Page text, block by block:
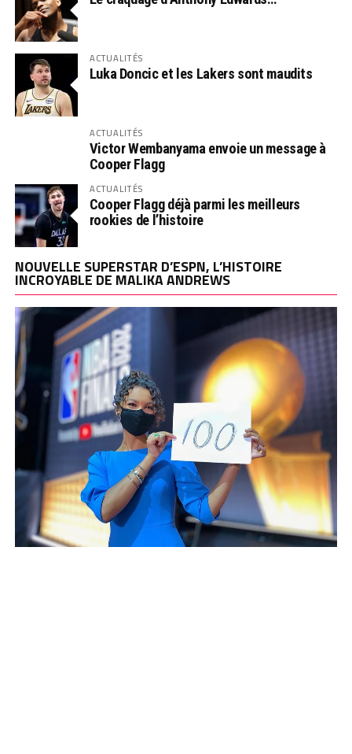
ACTUALITÉS
Luka Doncic et les Lakers sont maudits
ACTUALITÉS
Victor Wembanyama envoie un message à
Cooper Flagg
ACTUALITÉS
Cooper Flagg déjà parmi les meilleurs
rookies de l’histoire
NOUVELLE SUPERSTAR D’ESPN, L’HISTOIRE
INCROYABLE DE MALIKA ANDREWS